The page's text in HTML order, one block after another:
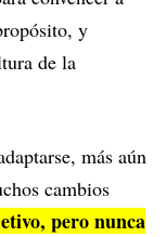
y
de la
más aún
cambios
pero nunca